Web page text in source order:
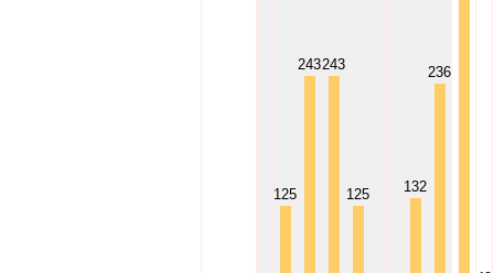
125
243243
125 132
236